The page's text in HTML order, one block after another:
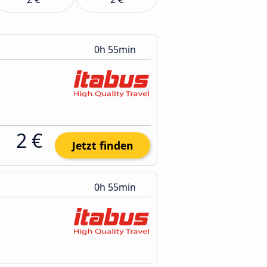
0h 55min
2 € Jetzt finden
0h 55min